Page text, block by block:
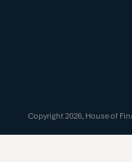
Copyright 2026, House of